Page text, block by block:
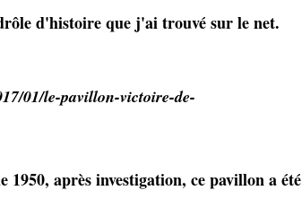
d'histoire que j'ai trouvé sur le net.
01/le-pavillon-victoire-de-
1950, après investigation, ce pavillon a été